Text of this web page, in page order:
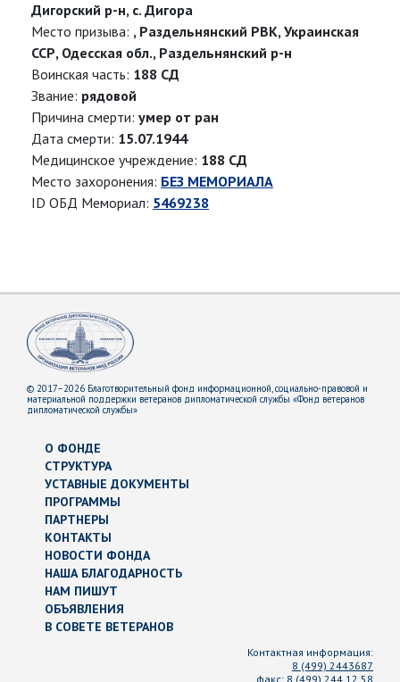
Дигорский р-н, с. Дигора
Место призыва: , Раздельнянский РВК, Украинская
ССР, Одесская обл., Раздельнянский р-н
Воинская часть: 188 СД
Звание: рядовой
Причина смерти: умер от ран
Дата смерти: 15.07.1944
Медицинское учреждение: 188 СД
Место захоронения: БЕЗ МЕМОРИАЛА
ID ОБД Мемориал: 5469238
© 2017–2026 Благотворительный фонд информационной, социально-правовой и
материальной поддержки ветеранов дипломатической службы «Фонд ветеранов
дипломатической службы»
О ФОНДЕ
СТРУКТУРА
УСТАВНЫЕ ДОКУМЕНТЫ
ПРОГРАММЫ
ПАРТНЕРЫ
КОНТАКТЫ
НОВОСТИ ФОНДА
НАША БЛАГОДАРНОСТЬ
НАМ ПИШУТ
ОБЪЯВЛЕНИЯ
В СОВЕТЕ ВЕТЕРАНОВ
Контактная информация:
8 (499) 2443687
факс: 8 (499) 244 12 58